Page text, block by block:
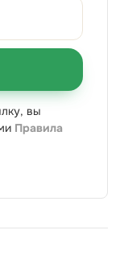
вы
Правила